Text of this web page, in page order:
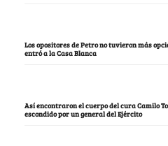
Los opositores de Petro no tuvieron más
entró a la Casa Blanca
Así encontraron el cuerpo del cura Camilo
escondido por un general del Ejército